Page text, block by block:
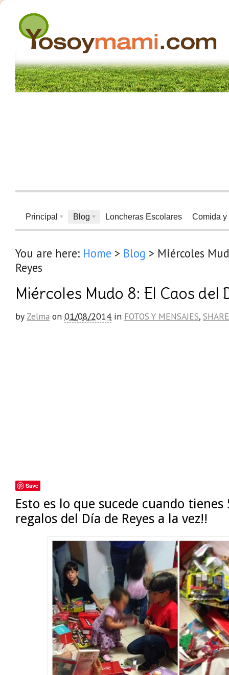
Principal Blog Loncheras Escolares Comida y
You are here: Home > Blog > Miércoles
Reyes
Miércoles Mudo 8: El Caos del
by Zelma on 01/08/2014 in FOTOS Y MENSAJES, SHARE
Save
Esto es lo que sucede cuando
regalos del Día de Reyes a la vez!!